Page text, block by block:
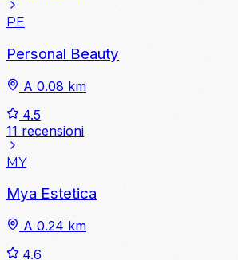
PE
Personal Beauty
A 0.08 km
4.5
11 recensioni
MY
Mya Estetica
A 0.24 km
4.6